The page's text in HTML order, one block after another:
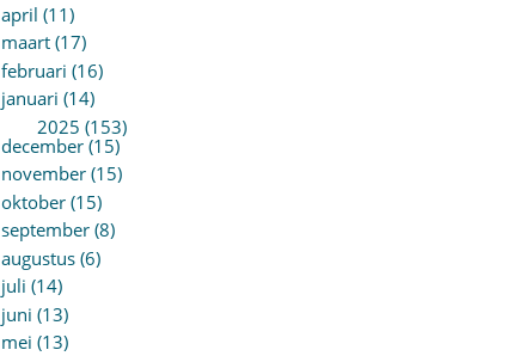
april (11)
maart (17)
februari (16)
januari (14)
2025 (153)
december (15)
november (15)
oktober (15)
september (8)
augustus (6)
juli (14)
juni (13)
mei (13)